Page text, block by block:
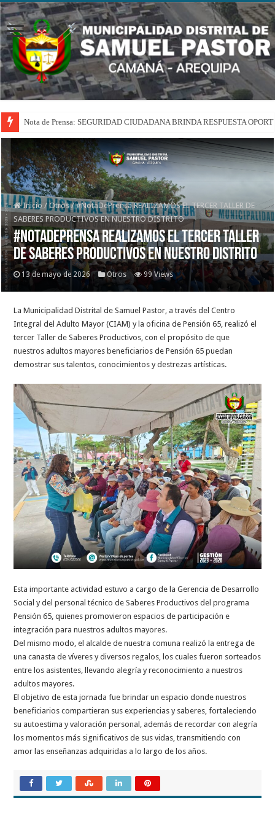
Nota de Prensa: SEGURIDAD CIUDADANA BRINDA RESPUESTA
Inicio / Otros / #NotaDePrensa REALIZAMOS EL TERCER TALLER DE
SABERES PRODUCTIVOS EN NUESTRO DISTRITO
#NotaDePrensa REALIZAMOS EL TERCER TALLER
DE SABERES PRODUCTIVOS EN NUESTRO DISTRITO
13 de mayo de 2026 Otros 99 Views
La Municipalidad Distrital de Samuel Pastor, a través del Centro
Integral del Adulto Mayor (CIAM) y la oficina de Pensión 65, realizó el
tercer Taller de Saberes Productivos, con el propósito de que
nuestros adultos mayores beneficiarios de Pensión 65 puedan
demostrar sus talentos, conocimientos y destrezas artísticas.
Esta importante actividad estuvo a cargo de la Gerencia de Desarrollo
Social y del personal técnico de Saberes Productivos del programa
Pensión 65, quienes promovieron espacios de participación e
integración para nuestros adultos mayores.
Del mismo modo, el alcalde de nuestra comuna realizó la entrega de
una canasta de víveres y diversos regalos, los cuales fueron sorteados
entre los asistentes, llevando alegría y reconocimiento a nuestros
adultos mayores.
El objetivo de esta jornada fue brindar un espacio donde nuestros
beneficiarios compartieran sus experiencias y saberes, fortaleciendo
su autoestima y valoración personal, además de recordar con alegría
los momentos más significativos de sus vidas, transmitiendo con
amor las enseñanzas adquiridas a lo largo de los años.